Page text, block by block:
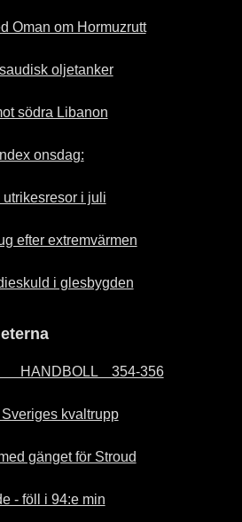
Oman om Hormuzrutt
oljetanker
södra Libanon
onsdag:
i juli
efter extremvärmen
i glesbygden
HANDBOLL    354-356
kvaltrupp
gänget för Stroud
- föll i 94:e min